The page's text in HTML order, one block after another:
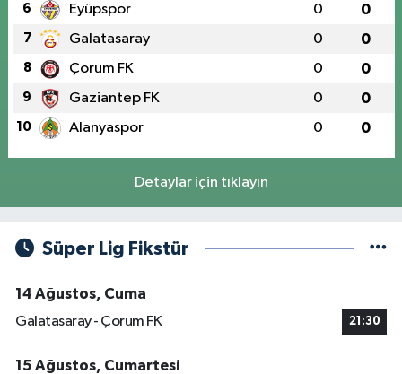
6 Eyüpspor 0 0
7 Galatasaray 0 0
8 Çorum FK 0 0
9 Gaziantep FK 0 0
10 Alanyaspor 0 0
Detaylar için tıklayın
Süper Lig Fikstür
14 Ağustos, Cuma
Galatasaray - Çorum FK
21:30
15 Ağustos, Cumartesi